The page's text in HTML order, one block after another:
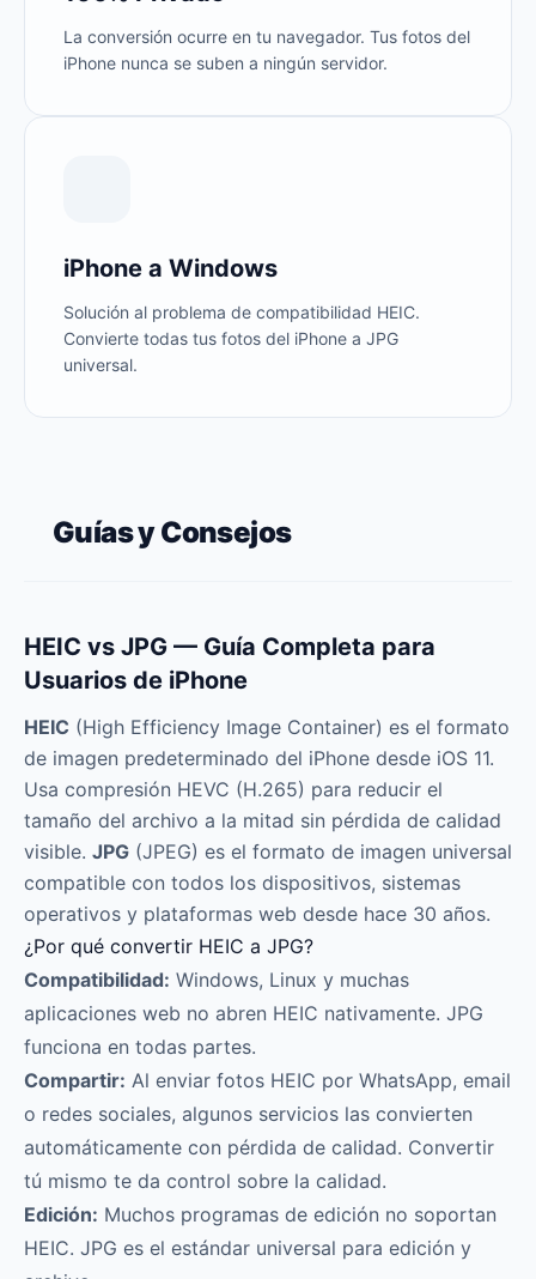
La conversión ocurre en tu navegador. Tus fotos del
iPhone nunca se suben a ningún servidor.
iPhone a Windows
Solución al problema de compatibilidad HEIC.
Convierte todas tus fotos del iPhone a JPG
universal.
Guías y Consejos
HEIC vs JPG — Guía Completa para
Usuarios de iPhone
HEIC (High Efficiency Image Container) es el formato
de imagen predeterminado del iPhone desde iOS 11.
Usa compresión HEVC (H.265) para reducir el
tamaño del archivo a la mitad sin pérdida de calidad
visible. JPG (JPEG) es el formato de imagen universal
compatible con todos los dispositivos, sistemas
operativos y plataformas web desde hace 30 años.
¿Por qué convertir HEIC a JPG?
Compatibilidad: Windows, Linux y muchas
aplicaciones web no abren HEIC nativamente. JPG
funciona en todas partes.
Compartir: Al enviar fotos HEIC por WhatsApp, email
o redes sociales, algunos servicios las convierten
automáticamente con pérdida de calidad. Convertir
tú mismo te da control sobre la calidad.
Edición: Muchos programas de edición no soportan
HEIC. JPG es el estándar universal para edición y